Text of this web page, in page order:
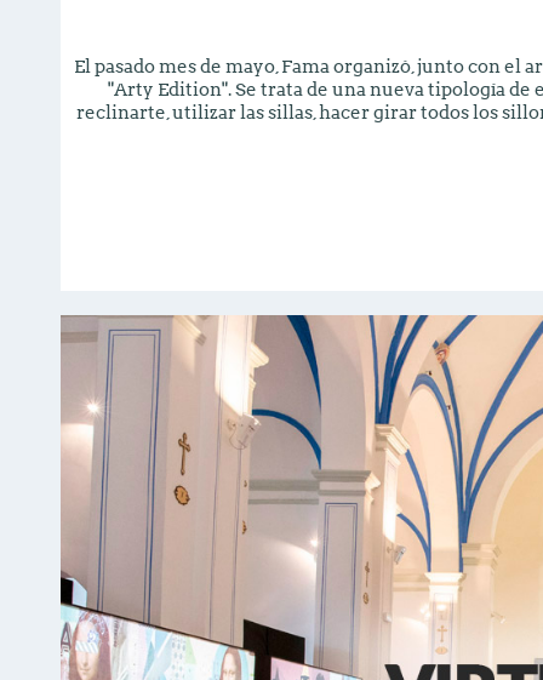
El pasado mes de mayo, Fama organizó, junto con el
"Arty Edition". Se trata de una nueva tipología de
reclinarte, utilizar las sillas, hacer girar todos los